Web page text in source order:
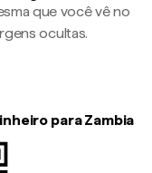
que você vê no
ocultas.
para Zambia